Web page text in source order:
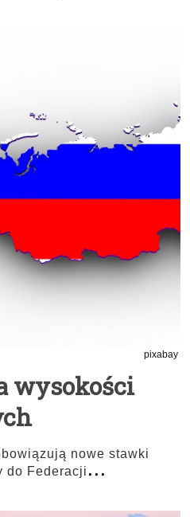
pixabay
wysokości
nowe stawki
do Federacji...